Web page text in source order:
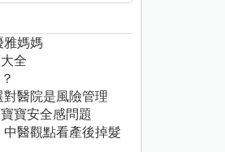
雅媽媽
全
醫院是風險管理
寶安全感問題
醫觀點看產後掉髮